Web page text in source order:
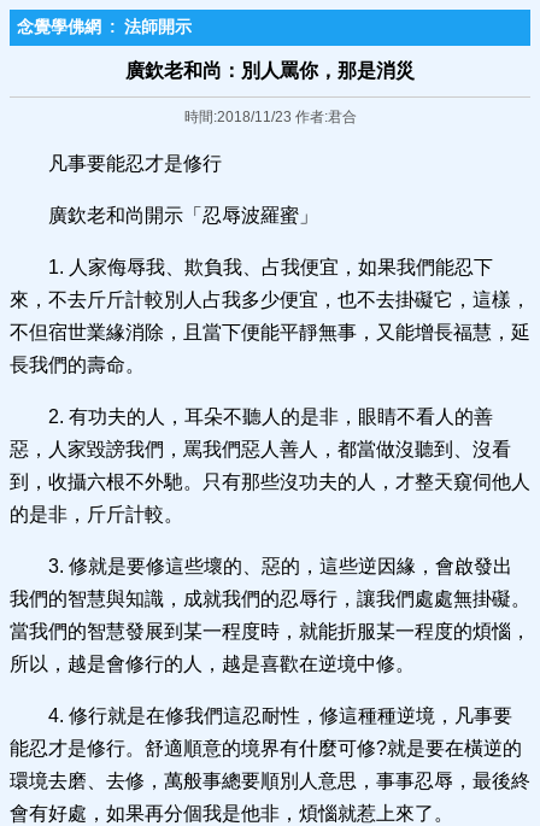
念覺學佛網 : 法師開示
廣欽老和尚：別人罵你，那是消災
時間:2018/11/23 作者:君合
凡事要能忍才是修行
廣欽老和尚開示「忍辱波羅蜜」
1. 人家侮辱我、欺負我、占我便宜，如果我們能忍下
來，不去斤斤計較別人占我多少便宜，也不去掛礙它，這樣，
不但宿世業緣消除，且當下便能平靜無事，又能增長福慧，延
長我們的壽命。
2. 有功夫的人，耳朵不聽人的是非，眼睛不看人的善
惡，人家毀謗我們，罵我們惡人善人，都當做沒聽到、沒看
到，收攝六根不外馳。只有那些沒功夫的人，才整天窺伺他人
的是非，斤斤計較。
3. 修就是要修這些壞的、惡的，這些逆因緣，會啟發出
我們的智慧與知識，成就我們的忍辱行，讓我們處處無掛礙。
當我們的智慧發展到某一程度時，就能折服某一程度的煩惱，
所以，越是會修行的人，越是喜歡在逆境中修。
4. 修行就是在修我們這忍耐性，修這種種逆境，凡事要
能忍才是修行。舒適順意的境界有什麼可修?就是要在橫逆的
環境去磨、去修，萬般事總要順別人意思，事事忍辱，最後終
會有好處，如果再分個我是他非，煩惱就惹上來了。